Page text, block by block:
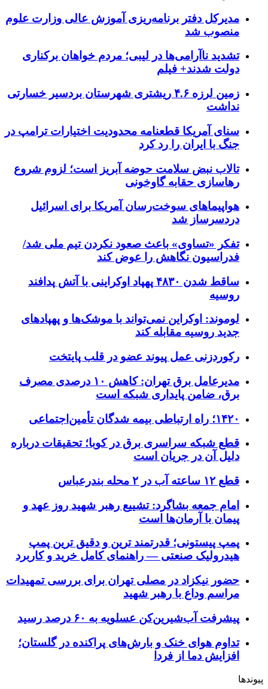
مدیرکل دفتر برنامه‌ریزی آموزش عالی وزارت علوم
منصوب شد
تشدید ناآرامی‌ها در لیبی؛ مردم خواهان برکناری
دولت شدند+ فیلم
زمین لرزه ۴.۶ ریشتری شهرستان بردسیر خسارتی
نداشت
سنای آمریکا قطعنامه محدودیت اختیارات ترامپ در
جنگ با ایران را رد کرد
تالاب نبض سلامت حوضه آبریز است؛ لزوم شروع
رهاسازی حقابه گاوخونی
هواپیماهای سوخت‌رسان آمریکا برای اسرائیل
دردسرساز شد
تفکر «تساوی» باعث صعود نکردن تیم ملی شد/
فدراسیون نگاهش را عوض کند
ساقط شدن ۴۸۳۰ پهپاد اوکراینی با آتش پدافند
روسیه
لوموند: اوکراین نمی‌تواند با موشک‌ها و پهپادهای
جدید روسیه مقابله کند
رکوردزنی عمل پیوند عضو در قلب پایتخت
مدیرعامل برق تهران: کاهش ۱۰ درصدی مصرف
برق، ضامن پایداری شبکه است
۱۴۲۰؛ راه ارتباطی بیمه شدگان تأمین‌اجتماعی
قطع شبکه سراسری برق در کوبا؛ تحقیقات درباره
دلیل آن در جریان است
قطع ۱۲ ساعته آب در ۲ محله بندرعباس
امام جمعه بشاگرد: تشییع رهبر شهید روز عهد و
پیمان با آرمان‌ها است
پمپ پیستونی؛ قدرتمند ترین و دقیق‌ ترین پمپ
هیدرولیک صنعتی — راهنمای کامل خرید و کاربرد
حضور نیکزاد در مصلی تهران برای بررسی تمهیدات
مراسم وداع با رهبر شهید
پیشرفت آب‌شیرین‌کن عسلویه به ۶۰ درصد رسید
تداوم هوای خنک و بارش‌های پراکنده در گلستان؛
افزایش دما از فردا
پیوندها